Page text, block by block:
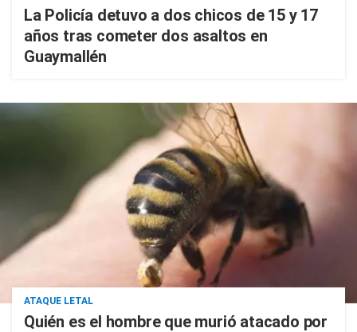
La Policía detuvo a dos chicos de 15 y 17
años tras cometer dos asaltos en
Guaymallén
ATAQUE LETAL
Quién es el hombre que murió atacado por